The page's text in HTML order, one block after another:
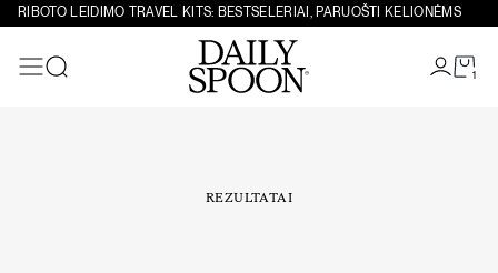
Eiti prie turinio
RIBOTO LEIDIMO TRAVEL KITS: BESTSELERIAI, PARUOŠTI KELIONĖMS
1
REZULTATAI